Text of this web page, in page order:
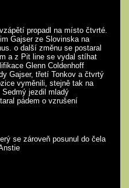
propadl na místo čtvrté.
Gajser ze Slovinska na
o další změnu se postaral
a z Pit line se vydal stíhat
Glenn Coldenhoff
Gajser, třetí Tonkov a čtvrtý
vyměnili, stejně tak na
jezdil mladý
pádem o vzrušení
se zároveň posunul do čela